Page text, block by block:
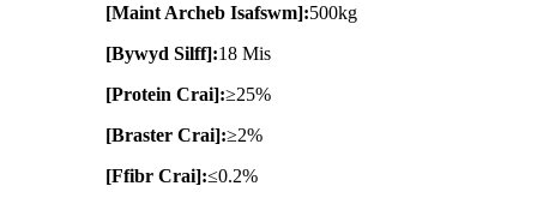
[Maint Archeb Isafswm]:500kg
[Bywyd Silff]:18 Mis
[Protein Crai]:≥25%
[Braster Crai]:≥2%
[Ffibr Crai]:≤0.2%